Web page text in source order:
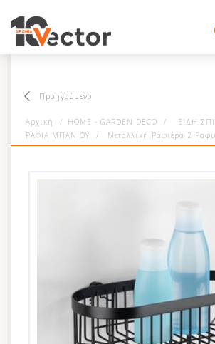
Προηγούμενο
Αρχική / HOME - GARDEN DECO / ΕΙΔΗ
ΡΑΦΙΑ ΜΠΑΝΙΟΥ
/ Μεταλλική Ραφιέρα 2